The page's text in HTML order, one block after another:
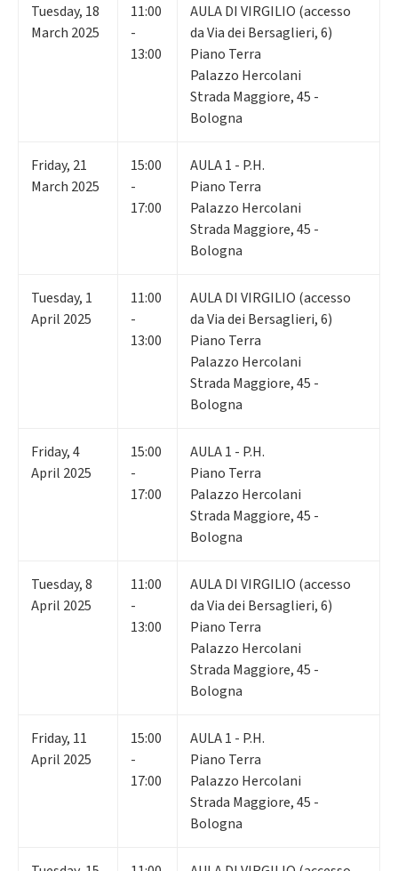
Tuesday, 18
March 2025
11:00
-
13:00
AULA DI VIRGILIO (accesso
da Via dei Bersaglieri, 6)
Piano Terra
Palazzo Hercolani
Strada Maggiore, 45 -
Bologna
Friday, 21
March 2025
15:00
-
17:00
AULA 1 - P.H.
Piano Terra
Palazzo Hercolani
Strada Maggiore, 45 -
Bologna
Tuesday, 1
April 2025
11:00
-
13:00
AULA DI VIRGILIO (accesso
da Via dei Bersaglieri, 6)
Piano Terra
Palazzo Hercolani
Strada Maggiore, 45 -
Bologna
Friday,4
April 2025
15:00
-
17:00
AULA 1 - P.H.
Piano Terra
Palazzo Hercolani
Strada Maggiore, 45 -
Bologna
Tuesday,8
April 2025
11:00
-
13:00
AULA DI VIRGILIO (accesso
da Via dei Bersaglieri, 6)
Piano Terra
Palazzo Hercolani
Strada Maggiore, 45 -
Bologna
Friday, 11
April 2025
15:00
-
17:00
AULA 1 - P.H.
Piano Terra
Palazzo Hercolani
Strada Maggiore, 45 -
Bologna